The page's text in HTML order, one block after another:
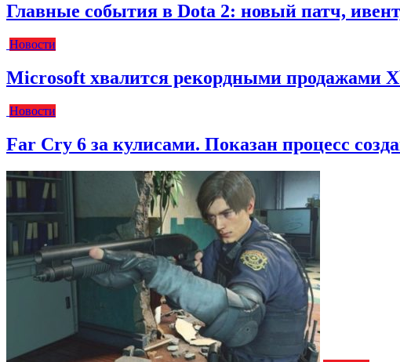
Главные события в Dota 2: новый патч,
Новости
Microsoft хвалится рекордными продажами
Новости
Far Cry 6 за кулисами. Показан процесс